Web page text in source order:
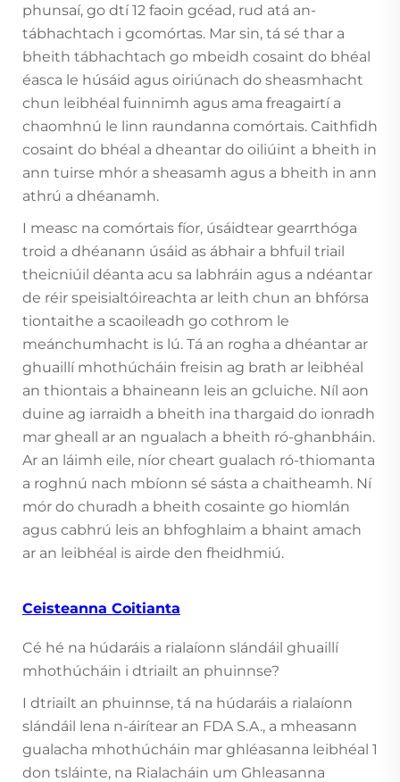
phunsaí, go dtí 12 faoin gcéad, rud atá an-
tábhachtach i gcomórtas. Mar sin, tá sé thar a
bheith tábhachtach go mbeidh cosaint do bhéal
éasca le húsáid agus oiriúnach do sheasmhacht
chun leibhéal fuinnimh agus ama freagairtí a
chaomhnú le linn raundanna comórtais. Caithfidh
cosaint do bhéal a dheantar do oiliúint a bheith in
ann tuirse mhór a sheasamh agus a bheith in ann
athrú a dhéanamh.
I measc na comórtais fíor, úsáidtear gearrthóga
troid a dhéanann úsáid as ábhair a bhfuil triail
theicniúil déanta acu sa labhráin agus a ndéantar
de réir speisialtóireachta ar leith chun an bhfórsa
tiontaithe a scaoileadh go cothrom le
meánchumhacht is lú. Tá an rogha a dhéantar ar
ghuaillí mhothúcháin freisin ag brath ar leibhéal
an thiontais a bhaineann leis an gcluiche. Níl aon
duine ag iarraidh a bheith ina thargaid do ionradh
mar gheall ar an ngualach a bheith ró-ghanbháin.
Ar an láimh eile, níor cheart gualach ró-thiomanta
a roghnú nach mbíonn sé sásta a chaitheamh. Ní
mór do churadh a bheith cosainte go hiomlán
agus cabhrú leis an bhfoghlaim a bhaint amach
ar an leibhéal is airde den fheidhmiú.
Ceisteanna Coitianta
Cé hé na húdaráis a rialaíonn slándáil ghuaillí
mhothúcháin i dtriailt an phuinnse?
I dtriailt an phuinnse, tá na húdaráis a rialaíonn
slándáil lena n-áirítear an FDA S.A., a mheasann
gualacha mhothúcháin mar ghléasanna leibhéal 1
don tsláinte, na Rialacháin um Ghleasanna